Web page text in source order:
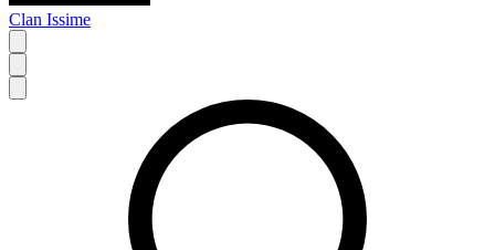
Clan Issime